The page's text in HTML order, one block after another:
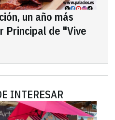
un año más
Principal de "Vive
INTERESAR